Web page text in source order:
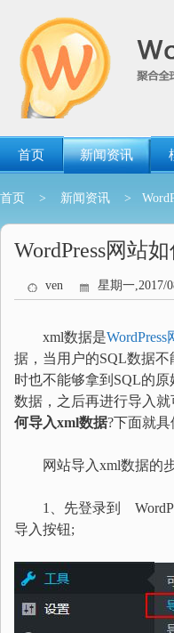
首页 新闻资讯
首页 > 新闻资讯 >
WordPress网站
ven 星期一,2017/
xml数据是WordPress
据，当用户的SQL数据不
时也不能够拿到SQL的
数据，之后再进行导入就
何导入xml数据?下面就具
网站导入xml数据的步
1、先登录到
导入按钮;